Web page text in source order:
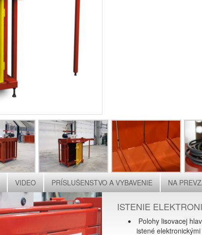
VIDEO PRÍSLUŠENSTVO A VYBAVENIE NA
ISTENIE
Polohy lisovacej
istené